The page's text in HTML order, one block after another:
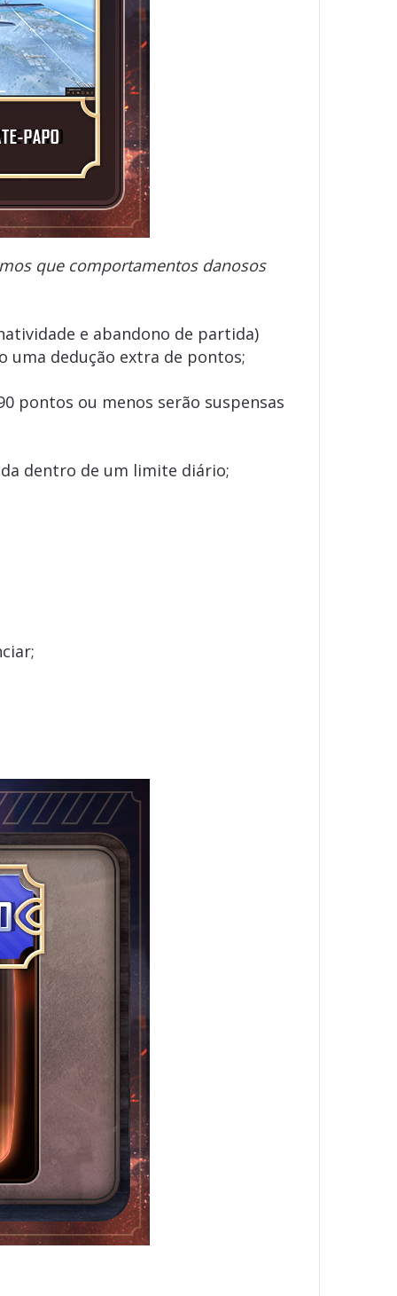
que comportamentos danosos
e abandono de partida)
uma dedução extra de pontos;
pontos ou menos serão suspensas
dentro de um limite diário;